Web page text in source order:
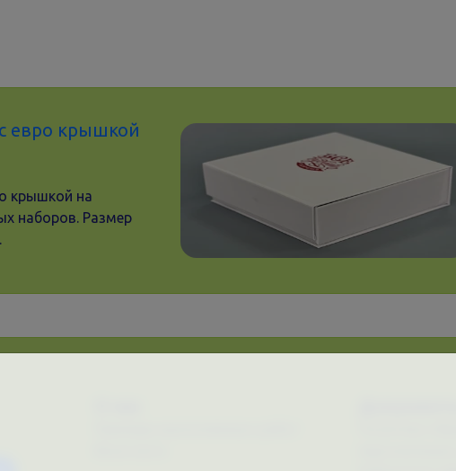
евро крышкой
крышкой на
наборов. Размер